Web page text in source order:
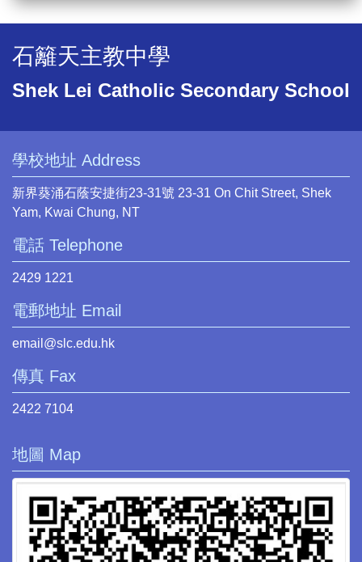
石籬天主教中學
Shek Lei Catholic Secondary School
學校地址 Address
新界葵涌石蔭安捷街23-31號 23-31 On Chit Street, Shek
Yam, Kwai Chung, NT
電話 Telephone
2429 1221
電郵地址 Email
email@slc.edu.hk
傳真 Fax
2422 7104
地圖 Map